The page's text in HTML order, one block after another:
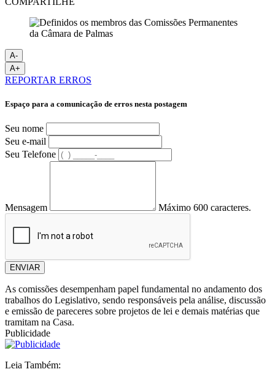
A-
A+
REPORTAR ERROS
Espaço para a comunicação de erros nesta postagem
Seu nome
Seu e-mail
Seu Telefone
Mensagem Máximo 600 caracteres.
ENVIAR
As comissões desempenham papel fundamental no andamento dos
trabalhos do Legislativo, sendo responsáveis pela análise, discussão
e emissão de pareceres sobre projetos de lei e demais matérias que
tramitam na Casa.
Publicidade
Leia Também: